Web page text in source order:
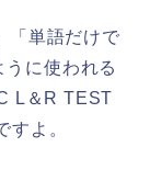
「単語だけで
に使われる
L＆R TEST
すよ。